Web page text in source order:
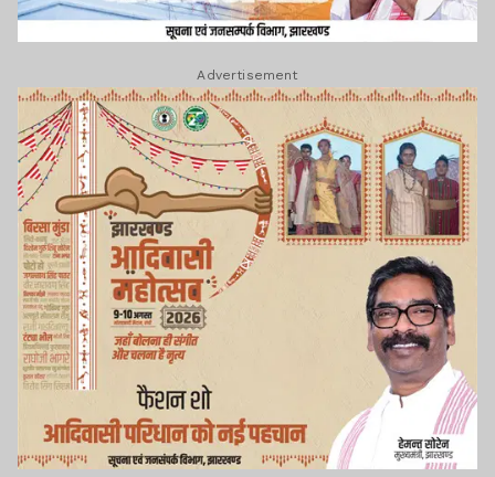
Advertisement